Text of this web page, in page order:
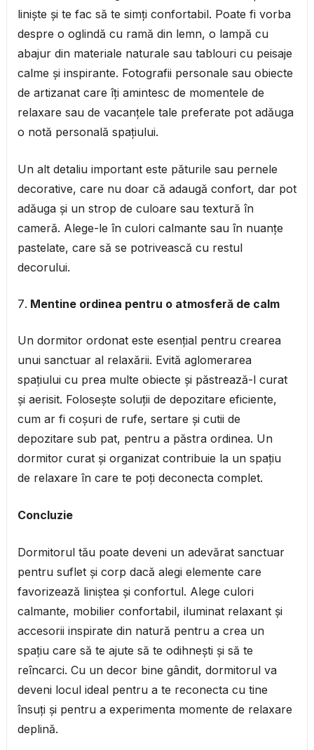
liniște și te fac să te simți confortabil. Poate fi vorba
despre o oglindă cu ramă din lemn, o lampă cu
abajur din materiale naturale sau tablouri cu peisaje
calme și inspirante. Fotografii personale sau obiecte
de artizanat care îți amintesc de momentele de
relaxare sau de vacanțele tale preferate pot adăuga
o notă personală spațiului.
Un alt detaliu important este păturile sau pernele
decorative, care nu doar că adaugă confort, dar pot
adăuga și un strop de culoare sau textură în
cameră. Alege-le în culori calmante sau în nuanțe
pastelate, care să se potrivească cu restul
decorului.
Mentine ordinea pentru o atmosferă de calm
Un dormitor ordonat este esențial pentru crearea
unui sanctuar al relaxării. Evită aglomerarea
spațiului cu prea multe obiecte și păstrează-l curat
și aerisit. Folosește soluții de depozitare eficiente,
cum ar fi coșuri de rufe, sertare și cutii de
depozitare sub pat, pentru a păstra ordinea. Un
dormitor curat și organizat contribuie la un spațiu
de relaxare în care te poți deconecta complet.
Concluzie
Dormitorul tău poate deveni un adevărat sanctuar
pentru suflet și corp dacă alegi elemente care
favorizează liniștea și confortul. Alege culori
calmante, mobilier confortabil, iluminat relaxant și
accesorii inspirate din natură pentru a crea un
spațiu care să te ajute să te odihnești și să te
reîncarci. Cu un decor bine gândit, dormitorul va
deveni locul ideal pentru a te reconecta cu tine
însuți și pentru a experimenta momente de relaxare
deplină.